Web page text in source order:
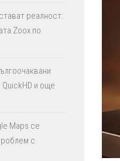
реалност:
Zoox по
и още
Maps се
с